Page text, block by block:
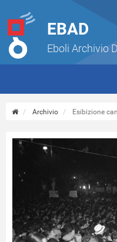
EBAD
Eboli Archivio
Archivio Esibizione